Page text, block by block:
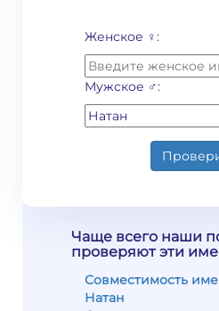
Женское ♀:
Мужское ♂:
Чаще всего наши
проверяют эти
Совместимость
Натан